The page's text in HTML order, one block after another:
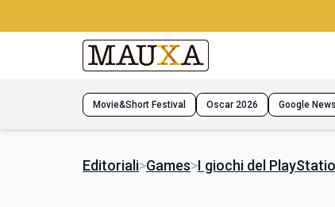
Movie&Short Festival Oscar 2026 Google News
Editoriali>Games>I giochi del